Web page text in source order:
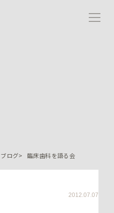
ブログ 臨床歯科を語る会
2012.07.07